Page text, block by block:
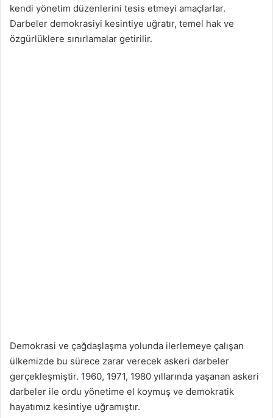
kendi yönetim düzenlerini tesis etmeyi amaçlarlar.
Darbeler demokrasiyi kesintiye uğratır, temel hak ve
özgürlüklere sınırlamalar getirilir.
Demokrasi ve çağdaşlaşma yolunda ilerlemeye çalışan
ülkemizde bu sürece zarar verecek askeri darbeler
gerçekleşmiştir. 1960, 1971, 1980 yıllarında yaşanan askeri
darbeler ile ordu yönetime el koymuş ve demokratik
hayatımız kesintiye uğramıştır.